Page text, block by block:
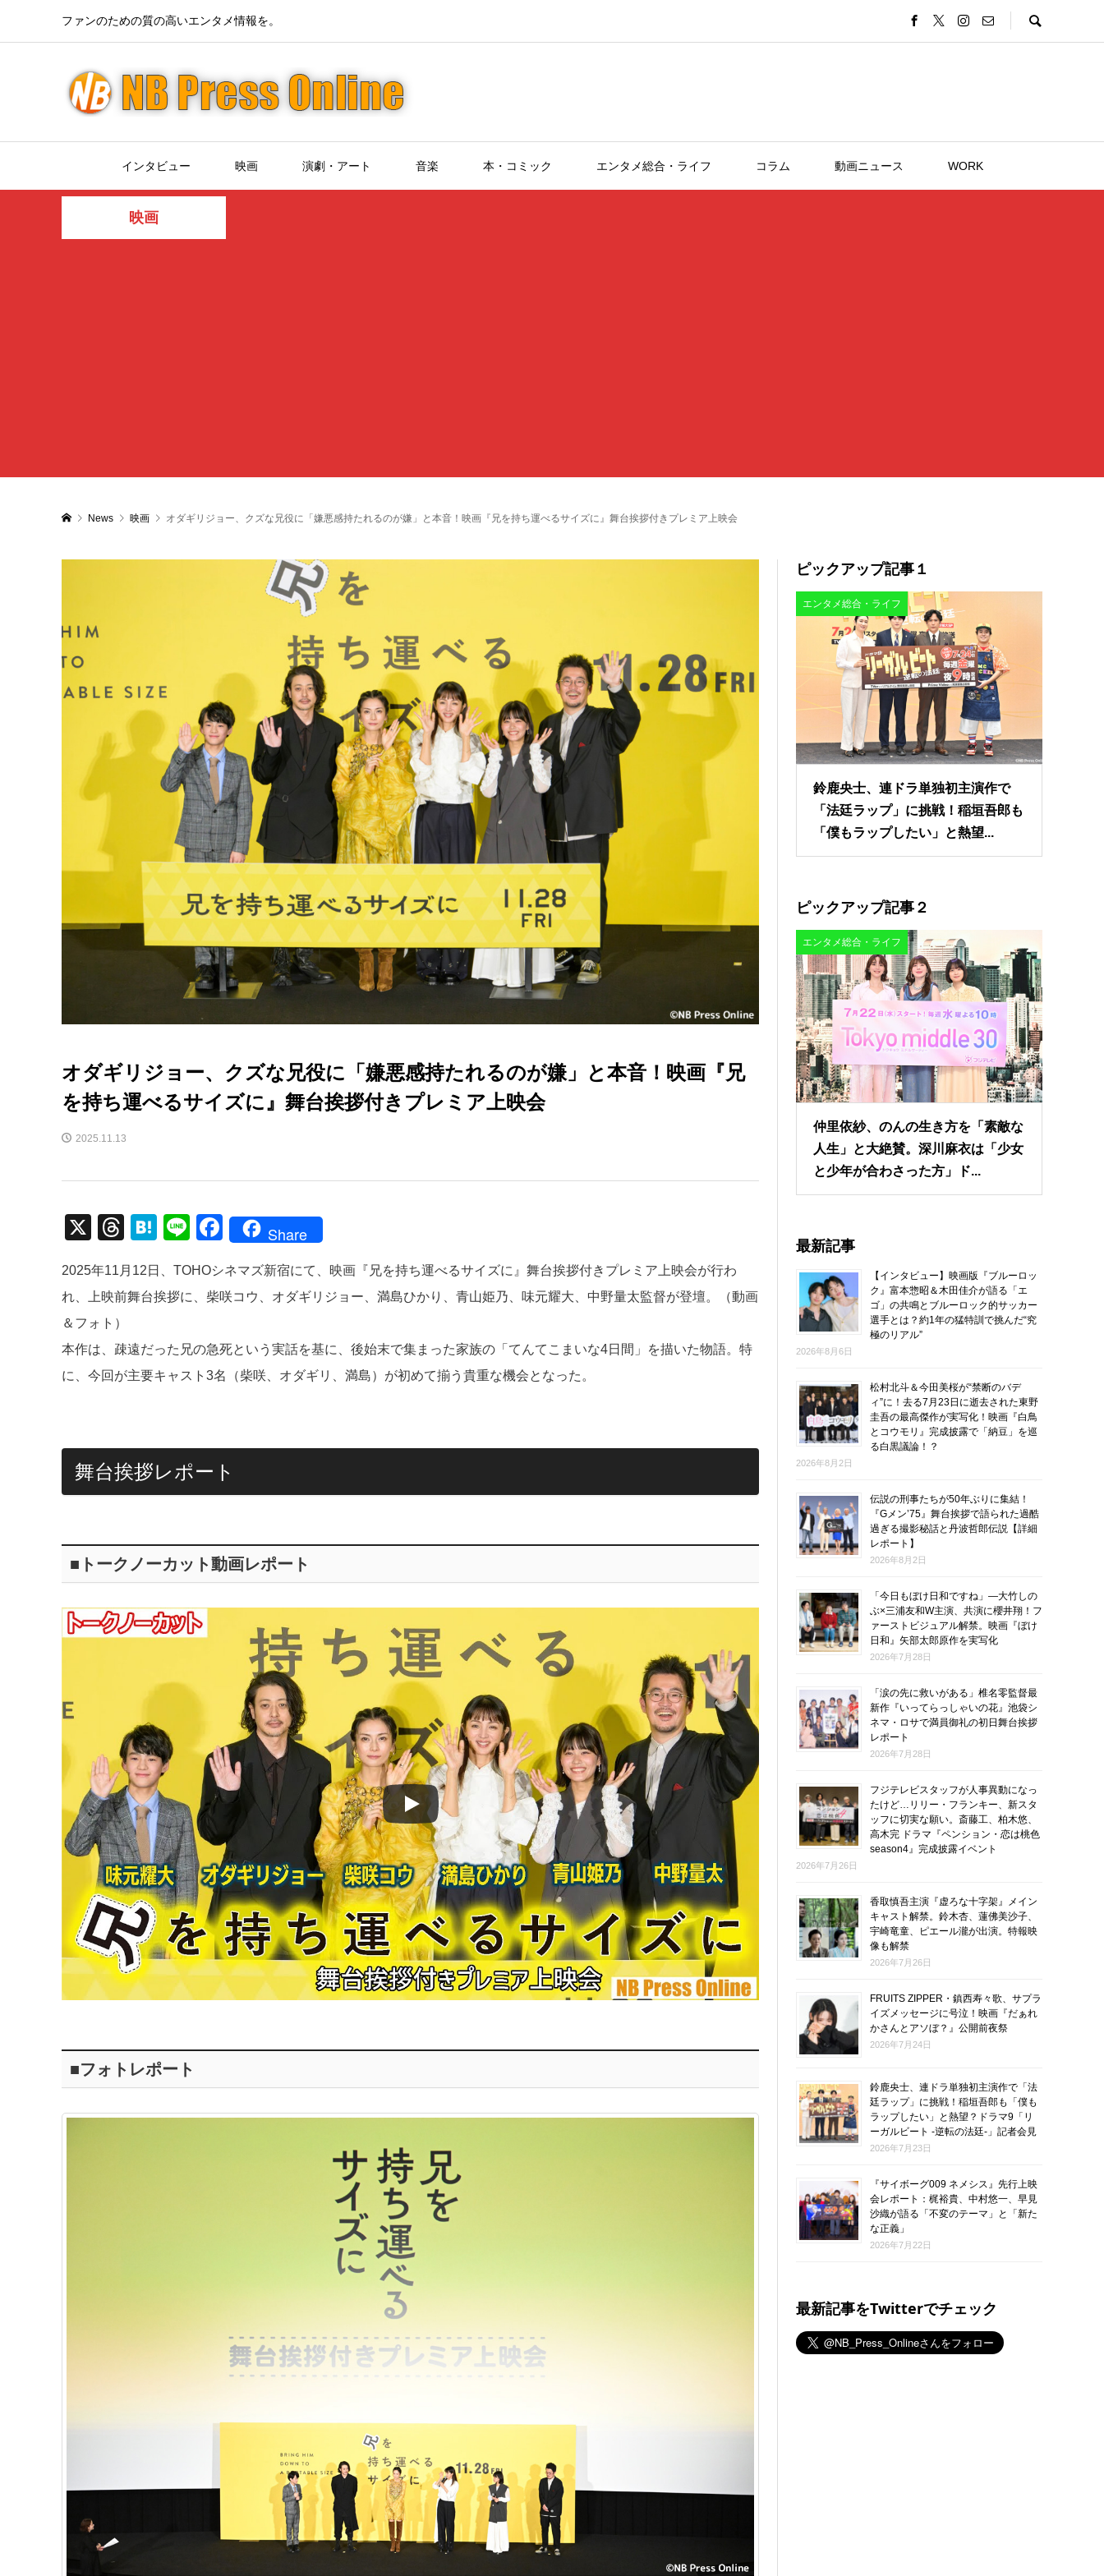
ファンのための質の高いエンタメ情報を。
インタビュー 映画 演劇・アート 音楽 本・コミック エンタメ総合・ライフ コラム 動画ニュース WORK
映画
News 映画 オダギリジョー、クズな兄役に「嫌悪感持たれるのが嫌」と本音！映画『兄を持ち運べるサイズに』舞台挨拶付きプレミア上映会
オダギリジョー、クズな兄役に「嫌悪感持たれるのが嫌」と本音！映画『兄
を持ち運べるサイズに』舞台挨拶付きプレミア上映会
2025.11.13
X
T
e
a
s
H
e
n
Li
e
F
c
e
o
o
Share
2025年11月12日、TOHOシネマズ新宿にて、映画『兄を持ち運べるサイズに』舞台挨拶付きプレミア上映会が行わ
れ、上映前舞台挨拶に、柴咲コウ、オダギリジョー、満島ひかり、青山姫乃、味元耀大、中野量太監督が登壇。（動画
＆フォト）
本作は、疎遠だった兄の急死という実話を基に、後始末で集まった家族の「てんてこまいな4日間」を描いた物語。特
に、今回が主要キャスト3名（柴咲、オダギリ、満島）が初めて揃う貴重な機会となった。
舞台挨拶レポート
■トークノーカット動画レポート
■フォトレポート
ピックアップ記事１
エンタメ総合・ライフ
鈴鹿央士、連ドラ単独初主演作で
「法廷ラップ」に挑戦！稲垣吾郎も
「僕もラップしたい」と熱望...
ピックアップ記事２
エンタメ総合・ライフ
仲里依紗、のんの生き方を「素敵な
人生」と大絶賛。深川麻衣は「少女
と少年が合わさった方」ド...
最新記事
【インタビュー】映画版『ブルーロッ
ク』富本惣昭＆木田佳介が語る「エ
ゴ」の共鳴とブルーロック的サッカー
選手とは？約1年の猛特訓で挑んだ“究
極のリアル”
2026年8月6日
松村北斗＆今田美桜が“禁断のバデ
ィ”に！去る7月23日に逝去された東野
圭吾の最高傑作が実写化！映画『白鳥
とコウモリ』完成披露で「納豆」を巡
る白黒議論！？
2026年8月2日
伝説の刑事たちが50年ぶりに集結！
『Gメン’75』舞台挨拶で語られた過酷
過ぎる撮影秘話と丹波哲郎伝説【詳細
レポート】
2026年8月2日
「今日もぼけ日和ですね」―大竹しの
ぶ×三浦友和W主演、共演に櫻井翔！フ
ァーストビジュアル解禁。映画『ぼけ
日和』矢部太郎原作を実写化
2026年7月28日
「涙の先に救いがある」椎名零監督最
新作『いってらっしゃいの花』池袋シ
ネマ・ロサで満員御礼の初日舞台挨拶
レポート
2026年7月28日
フジテレビスタッフが人事異動になっ
たけど…リリー・フランキー、新スタ
ッフに切実な願い。斎藤工、柏木悠、
高木完 ドラマ『ペンション・恋は桃色
season4』完成披露イベント
2026年7月26日
香取慎吾主演『虚ろな十字架』メイン
キャスト解禁。鈴木杏、蓮佛美沙子、
宇崎竜童、ピエール瀧が出演。特報映
像も解禁
2026年7月26日
FRUITS ZIPPER・鎮西寿々歌、サプラ
イズメッセージに号泣！映画『だぁれ
かさんとアソぼ？』公開前夜祭
2026年7月24日
鈴鹿央士、連ドラ単独初主演作で「法
廷ラップ」に挑戦！稲垣吾郎も「僕も
ラップしたい」と熱望？ドラマ9「リ
ーガルビート -逆転の法廷-」記者会見
2026年7月23日
『サイボーグ009 ネメシス』先行上映
会レポート：梶裕貴、中村悠一、早見
沙織が語る「不変のテーマ」と「新た
な正義」
2026年7月22日
最新記事をTwitterでチェック